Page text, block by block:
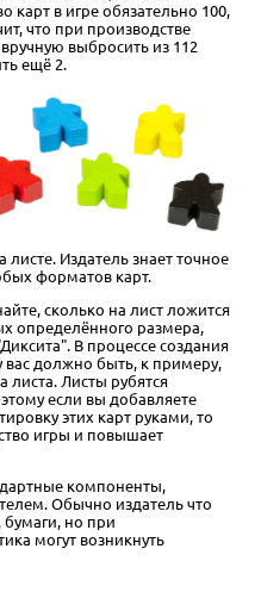
карт в игре обязательно 100,
что при производстве
выбросить из 112
ещё 2.
Издатель знает точное
форматов карт.
сколько на лист ложится
определённого размера,
В процессе создания
должно быть, к примеру,
листа. Листы рубятся
если вы добавляете
этих карт руками, то
игры и повышает
компоненты,
Обычно издатель что
бумаги, но при
могут возникнуть